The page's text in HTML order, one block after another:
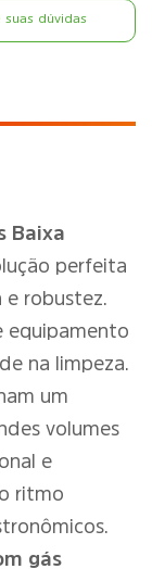
suas dúvidas
Baixa
perfeita
e robustez.
equipamento
na limpeza.
um
volumes
e
ritmo
gás